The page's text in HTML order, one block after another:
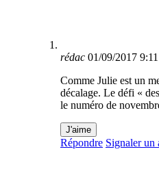
rédac 01/09/2017 9:11
Comme Julie est un
décalage. Le défi «
le numéro de
J'aime
Répondre Signaler un